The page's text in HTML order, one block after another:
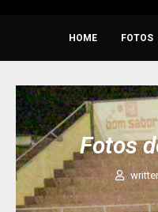
HOME FOTOS
Fotos